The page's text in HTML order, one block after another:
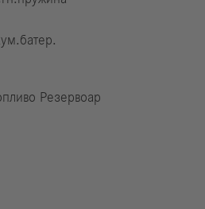
Резервоар